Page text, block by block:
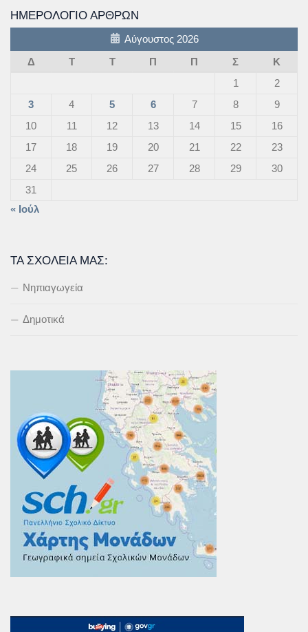
ΗΜΕΡΟΛΌΓΙΟ ΆΡΘΡΩΝ
Αύγουστος 2026
Δ
Τ Τ Π Π Σ
Κ
1
2
3
4 5 6 7 8
9
10
11 12 13 14 15
16
17
18 19 20 21 22
23
24
25 26 27 28 29
30
31
« Ιούλ
ΤΑ ΣΧΟΛΕΊΑ ΜΑΣ:
Νηπιαγωγεία
Δημοτικά